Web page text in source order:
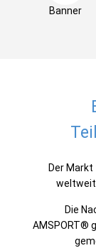
Banner
Der
weltweit
Die
AMSPORT®